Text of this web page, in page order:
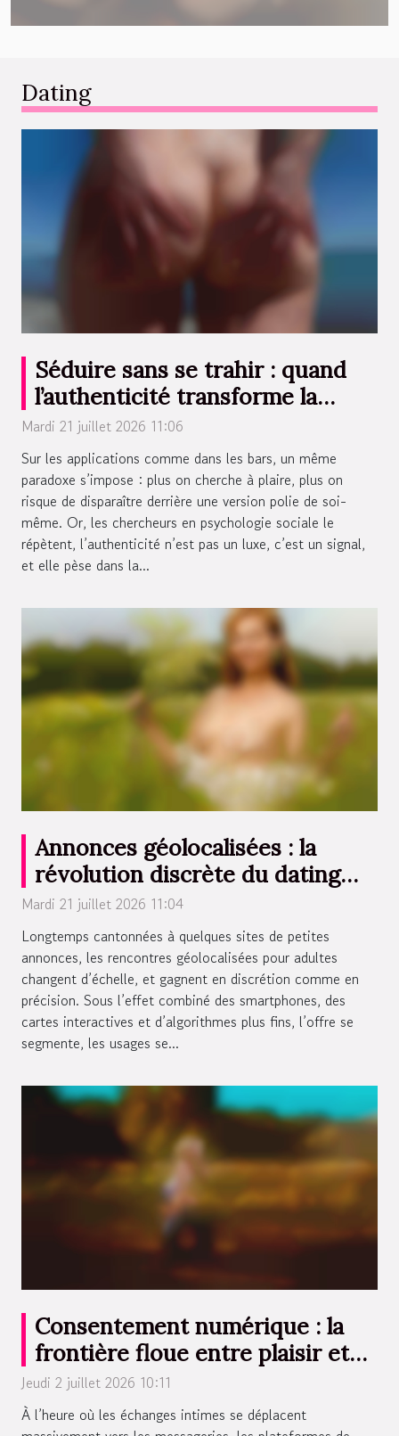
Dating
Séduire sans se trahir : quand
l’authenticité transforme la
rencontre
Mardi 21 juillet 2026 11:06
Sur les applications comme dans les bars, un même
paradoxe s’impose : plus on cherche à plaire, plus on
risque de disparaître derrière une version polie de soi-
même. Or, les chercheurs en psychologie sociale le
répètent, l’authenticité n’est pas un luxe, c’est un signal,
et elle pèse dans la...
Annonces géolocalisées : la
révolution discrète du dating
adulte
Mardi 21 juillet 2026 11:04
Longtemps cantonnées à quelques sites de petites
annonces, les rencontres géolocalisées pour adultes
changent d’échelle, et gagnent en discrétion comme en
précision. Sous l’effet combiné des smartphones, des
cartes interactives et d’algorithmes plus fins, l’offre se
segmente, les usages se...
Consentement numérique : la
frontière floue entre plaisir et
respect
Jeudi 2 juillet 2026 10:11
À l’heure où les échanges intimes se déplacent